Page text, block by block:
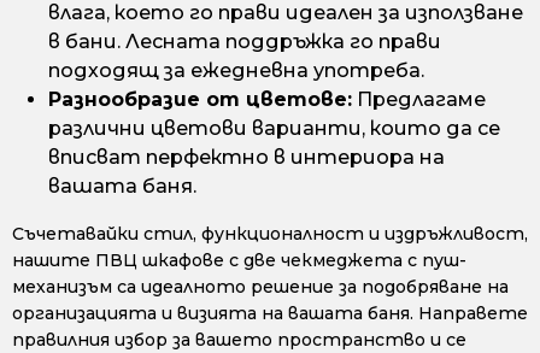
влага, което го прави идеален за използване
в бани. Лесната поддръжка го прави
подходящ за ежедневна употреба.
Разнообразие от цветове: Предлагаме
различни цветови варианти, които да се
вписват перфектно в интериора на
вашата баня.
Съчетавайки стил, функционалност и издръжливост,
нашите ПВЦ шкафове с две чекмеджета с пуш-
механизъм са идеалното решение за подобряване на
организацията и визията на вашата баня. Направете
правилния избор за вашето пространство и се